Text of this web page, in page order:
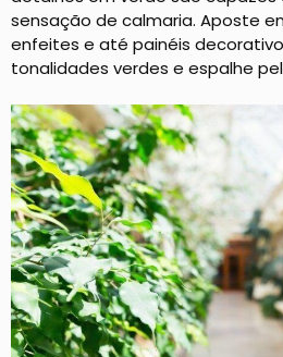
sensação de calmaria. Aposte
enfeites e até painéis
tonalidades verdes e espalhe